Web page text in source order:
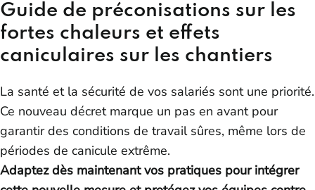
Guide de préconisations sur les
fortes chaleurs et effets
caniculaires sur les chantiers
La santé et la sécurité de vos salariés sont une priorité.
Ce nouveau décret marque un pas en avant pour
garantir des conditions de travail sûres, même lors de
périodes de canicule extrême.
Adaptez dès maintenant vos pratiques pour intégrer